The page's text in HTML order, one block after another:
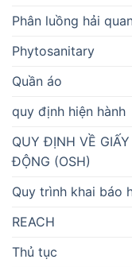
Phân luồng hải
Phytosanitary
Quần áo
quy định hiện hành
QUY ĐỊNH VỀ
ĐỘNG (OSH)
Quy trình khai báo
REACH
Thủ tục